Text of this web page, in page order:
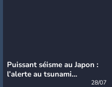
Puissant séisme au Japon :
l’alerte au tsunami
28/07